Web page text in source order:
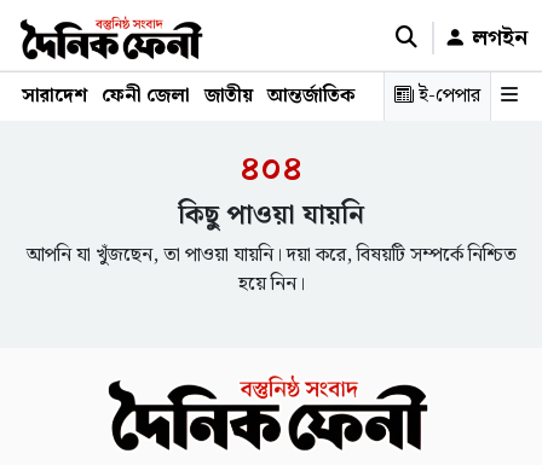
লগইন
সারাদেশ ফেনী জেলা জাতীয় আন্তর্জাতিক রাজনীতি স্বাস্থ্য শিক্ষা
ই-পেপার
৪০৪
কিছু পাওয়া যায়নি
আপনি যা খুঁজছেন, তা পাওয়া যায়নি। দয়া করে, বিষয়টি সম্পর্কে নিশ্চিত
হয়ে নিন।